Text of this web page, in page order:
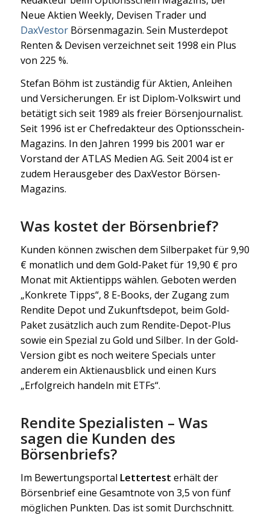
Neue Aktien Weekly, Devisen Trader und
DaxVestorBörsenmagazin. Sein Musterdepot
Renten & Devisen verzeichnet seit 1998 ein Plus
von 225 %.
Stefan Böhm ist zuständig für Aktien, Anleihen
und Versicherungen. Er ist Diplom-Volkswirt und
betätigt sich seit 1989 als freier Börsenjournalist.
Seit 1996 ist er Chefredakteur des Optionsschein-
Magazins. In den Jahren 1999 bis 2001 war er
Vorstand der ATLAS Medien AG. Seit 2004 ist er
zudem Herausgeber des DaxVestor Börsen-
Magazins.
Was kostet der Börsenbrief?
Kunden können zwischen dem Silberpaket für 9,90
€ monatlich und dem Gold-Paket für 19,90 € pro
Monat mit Aktientipps wählen. Geboten werden
„Konkrete Tipps“, 8 E-Books, der Zugang zum
Rendite Depot und Zukunftsdepot, beim Gold-
Paket zusätzlich auch zum Rendite-Depot-Plus
sowie ein Spezial zu Gold und Silber. In der Gold-
Version gibt es noch weitere Specials unter
anderem ein Aktienausblick und einen Kurs
„Erfolgreich handeln mit ETFs“.
Rendite Spezialisten – Was
sagen die Kunden des
Börsenbriefs?
Im Bewertungsportal Lettertest erhält der
Börsenbrief eine Gesamtnote von 3,5 von fünf
möglichen Punkten. Das ist somit Durchschnitt.